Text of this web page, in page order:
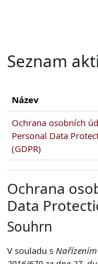
Seznam
Název
Ochrana osobních
Personal Data
(GDPR)
Ochrana
Data
Souhrn
V souladu s Nařízením